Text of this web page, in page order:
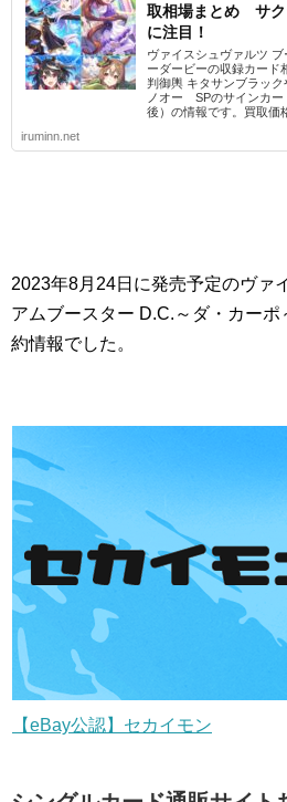
取相場まとめ サ
に注目！
ヴァイスシュヴァルツ
ーダービーの収録カード
判御輿 キタサンブラッ
ノオー SPのサインカー
後）の情報です。買取価
iruminn.net
2023年8月24日に発売予定のヴァ
アムブースター D.C.～ダ・カー
約情報でした。
【eBay公認】セカイモン